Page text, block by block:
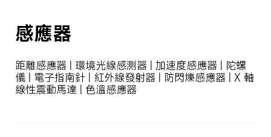
感應器
距離感應器 | 環境光線感測器 | 加速度感應器 | 陀螺
儀 | 電子指南針 | 紅外線發射器 | 防閃爍感應器 | X 軸
線性震動馬達 | 色溫感應器